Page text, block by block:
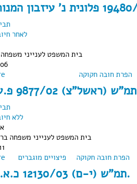
לאחר
בית המשפט לענייני
הפרת חובה חקוקה
תמ"ש (ראשל"צ) 9877/02 פ.ע נ' פ.י
ללא
בית המשפט לענייני משפחה
הפרת חובה חקוקה פיצויים מוגברים about תמ"ש (ראשל"צ) 9877/02 פ.ע נ' פ.י
תמ"ש (י-ם) 12130/03 כ.א. נ' כ.א.